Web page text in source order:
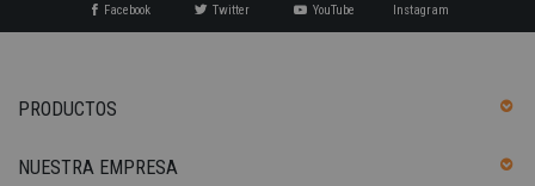
Facebook Twitter YouTube Instagram
PRODUCTOS
NUESTRA EMPRESA